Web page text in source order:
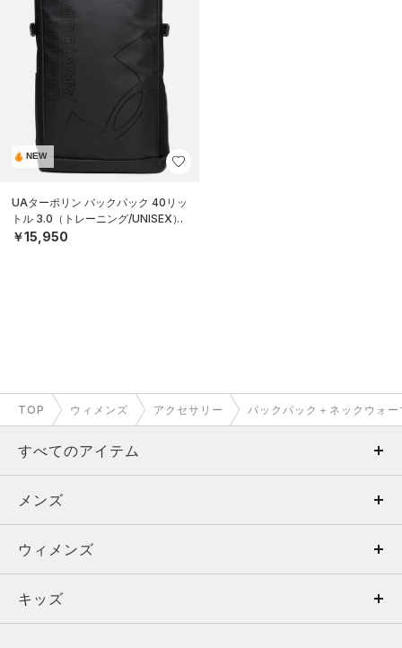
NEW
UAターポリン バックパック 40リッ
トル 3.0（トレーニング/UNISEX）
￥15,950
TOP ウィメンズ アクセサリー バックパック＋ネックウォ
すべてのアイテム
メンズ
ウィメンズ
キッズ
メンズ
トップス
ボトムス
ウィメンズ
トップス
キッズ